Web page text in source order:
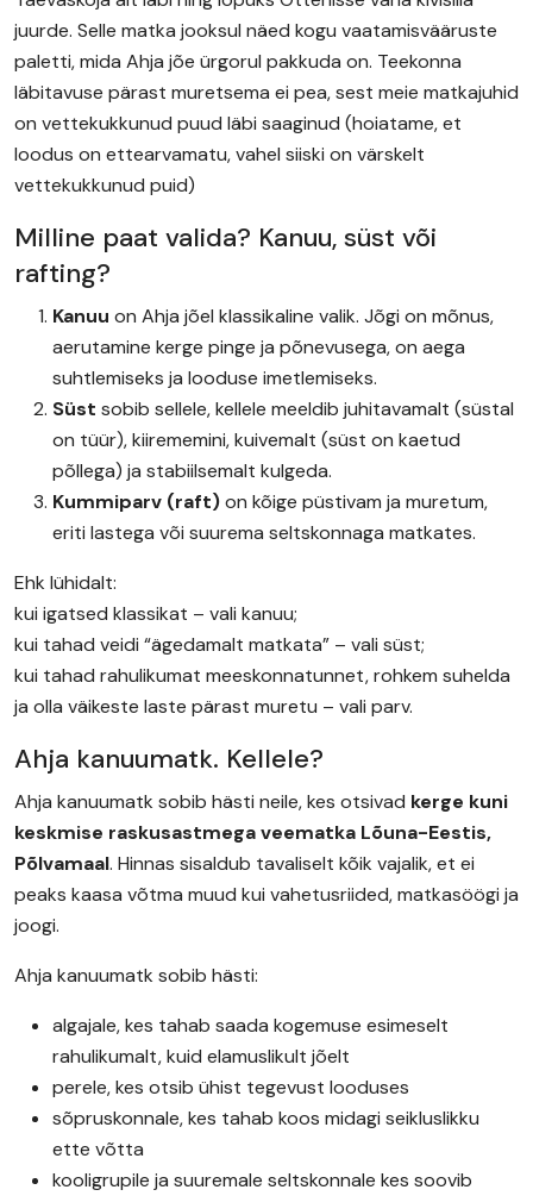
juurde. Selle matka jooksul näed kogu vaatamisvääruste
paletti, mida Ahja jõe ürgorul pakkuda on. Teekonna
läbitavuse pärast muretsema ei pea, sest meie matkajuhid
on vettekukkunud puud läbi saaginud (hoiatame, et
loodus on ettearvamatu, vahel siiski on värskelt
vettekukkunud puid)
Milline paat valida? Kanuu, süst või
rafting?
Kanuu on Ahja jõel klassikaline valik. Jõgi on mõnus,
aerutamine kerge pinge ja põnevusega, on aega
suhtlemiseks ja looduse imetlemiseks.
Süst sobib sellele, kellele meeldib juhitavamalt (süstal
on tüür), kiirememini, kuivemalt (süst on kaetud
põllega) ja stabiilsemalt kulgeda.
Kummiparv (raft)on kõige püstivam ja muretum,
eriti lastega või suurema seltskonnaga matkates.
Ehk lühidalt:
kui igatsed klassikat – vali kanuu;
kui tahad veidi “ägedamalt matkata” – vali süst;
kui tahad rahulikumat meeskonnatunnet, rohkem suhelda
ja olla väikeste laste pärast muretu – vali parv.
Ahja kanuumatk. Kellele?
Ahja kanuumatk sobib hästi neile, kes otsivad kerge kuni
keskmise raskusastmega veematka Lõuna-Eestis,
Põlvamaal. Hinnas sisaldub tavaliselt kõik vajalik, et ei
peaks kaasa võtma muud kui vahetusriided, matkasöögi ja
joogi.
Ahja kanuumatk sobib hästi:
algajale, kes tahab saada kogemuse esimeselt
rahulikumalt, kuid elamuslikult jõelt
perele, kes otsib ühist tegevust looduses
sõpruskonnale, kes tahab koos midagi seikluslikku
ette võtta
kooligrupile ja suuremale seltskonnale kes soovib